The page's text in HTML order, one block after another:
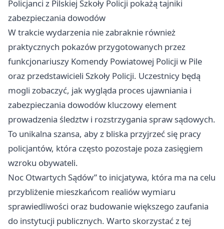
Policjanci z Pilskiej Szkoły Policji pokażą tajniki
zabezpieczania dowodów
W trakcie wydarzenia nie zabraknie również
praktycznych pokazów przygotowanych przez
funkcjonariuszy Komendy Powiatowej Policji w Pile
oraz przedstawicieli Szkoły Policji. Uczestnicy będą
mogli zobaczyć, jak wygląda proces ujawniania i
zabezpieczania dowodów kluczowy element
prowadzenia śledztw i rozstrzygania spraw sądowych.
To unikalna szansa, aby z bliska przyjrzeć się pracy
policjantów, która często pozostaje poza zasięgiem
wzroku obywateli.
Noc Otwartych Sądów” to inicjatywa, która ma na celu
przybliżenie mieszkańcom realiów wymiaru
sprawiedliwości oraz budowanie większego zaufania
do instytucji publicznych. Warto skorzystać z tej